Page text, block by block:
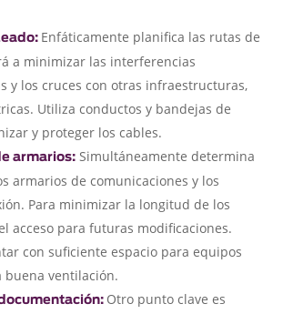
Enfáticamente planifica las rutas de
a minimizar las interferencias
y los cruces con otras infraestructuras,
Utiliza conductos y bandejas de
y proteger los cables.
armarios: Simultáneamente determina
armarios de comunicaciones y los
Para minimizar la longitud de los
acceso para futuras modificaciones.
con suficiente espacio para equipos
buena ventilación.
Otro punto clave es